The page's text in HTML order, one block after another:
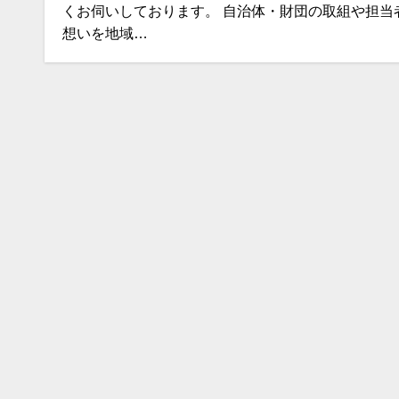
くお伺いしております。 自治体・財団の取組や担当
想いを地域…